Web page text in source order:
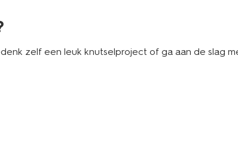
zelf een leuk knutselproject of ga aan de slag